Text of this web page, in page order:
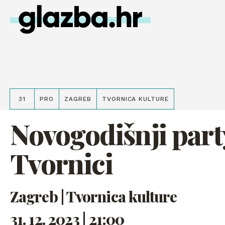
31 PRO ZAGREB TVORNICA KULTURE
Novogodišnji
Tvornici
Zagreb | Tvornica kulture
31. 12. 2023 | 21:00